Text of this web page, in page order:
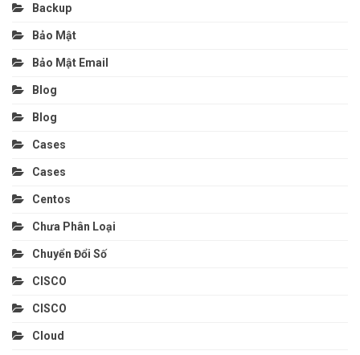
Backup
Bảo Mật
Bảo Mật Email
Blog
Blog
Cases
Cases
Centos
Chưa Phân Loại
Chuyển Đổi Số
CISCO
CISCO
Cloud